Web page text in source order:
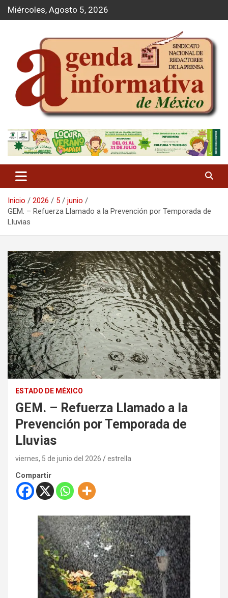
d
Miércoles, Agosto 5, 2026
Agenda Informativa
Inicio 2026 5
junio
GEM. – Refuerza Llamado a la Prevención por Temporada de
Lluvias
ESTADO DE MÉXICO
GEM. – Refuerza Llamado a la
Prevención por Temporada de
Lluvias
viernes, 5 de junio del 2026 estrella
Compartir